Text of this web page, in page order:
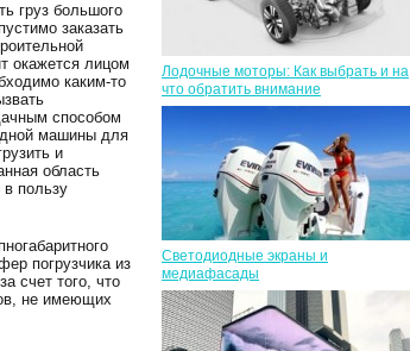
груз большого
заказать
окажется лицом
каким-то
способом
машины для
и
область
пользу
погрузчика из
счет того, что
не имеющих
Лодочные моторы: Как выбрать и на
что обратить внимание
Светодиодные экраны и
медиафасады